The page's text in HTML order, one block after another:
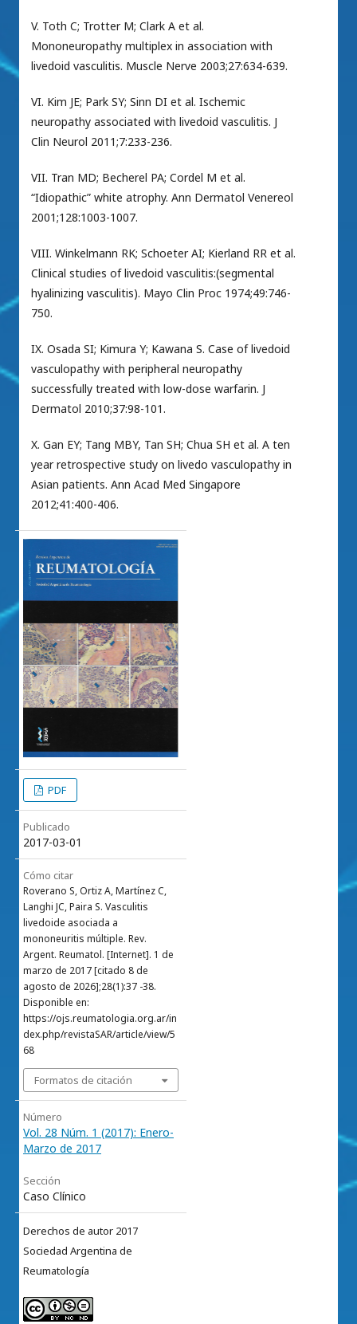
V. Toth C; Trotter M; Clark A et al.
Mononeuropathy multiplex in association with
livedoid vasculitis. Muscle Nerve 2003;27:634-639.
VI. Kim JE; Park SY; Sinn DI et al. Ischemic
neuropathy associated with livedoid vasculitis. J
Clin Neurol 2011;7:233-236.
VII. Tran MD; Becherel PA; Cordel M et al.
“Idiopathic” white atrophy. Ann Dermatol Venereol
2001;128:1003-1007.
VIII. Winkelmann RK; Schoeter AI; Kierland RR et al.
Clinical studies of livedoid vasculitis:(segmental
hyalinizing vasculitis). Mayo Clin Proc 1974;49:746-
750.
IX. Osada SI; Kimura Y; Kawana S. Case of livedoid
vasculopathy with peripheral neuropathy
successfully treated with low-dose warfarin. J
Dermatol 2010;37:98-101.
X. Gan EY; Tang MBY, Tan SH; Chua SH et al. A ten
year retrospective study on livedo vasculopathy in
Asian patients. Ann Acad Med Singapore
2012;41:400-406.
PDF
Publicado
2017-03-01
Cómo citar
Roverano S, Ortiz A, Martínez C,
Langhi JC, Paira S. Vasculitis
livedoide asociada a
mononeuritis múltiple. Rev.
Argent. Reumatol. [Internet]. 1 de
marzo de 2017 [citado 8 de
agosto de 2026];28(1):37 -38.
Disponible en:
https://ojs.reumatologia.org.ar/in
dex.php/revistaSAR/article/view/5
68
Formatos de citación
Número
Vol. 28 Núm. 1 (2017): Enero-
Marzo de 2017
Sección
Caso Clínico
Derechos de autor 2017
Sociedad Argentina de
Reumatología